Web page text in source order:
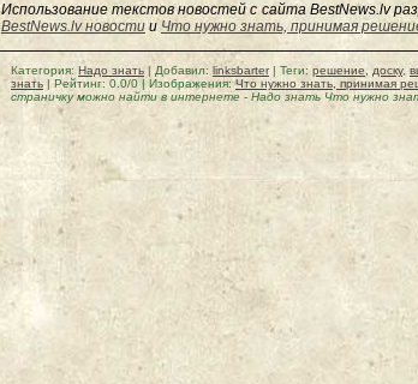
Использование текстов новостей с сайта BestNews.lv
BestNews.lv новости и Что нужно знать, принимая
Категория: Надо знать | Добавил: linksbarter| Теги:решение доску,
знать | Рейтинг: 0.0/0 | Изображения:Что нужно знать, принимая
страничку можно найти в интернете - Надо знать Что нужно